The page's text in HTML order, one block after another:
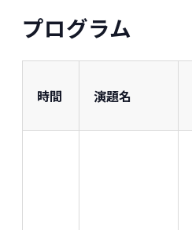
プログラム
時間 演題名